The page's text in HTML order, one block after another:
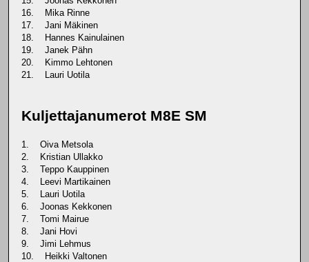
16. Mika Rinne
17. Jani Mäkinen
18. Hannes Kainulainen
19. Janek Pähn
20. Kimmo Lehtonen
21. Lauri Uotila
Kuljettajanumerot M8E SM
1. Oiva Metsola
2. Kristian Ullakko
3. Teppo Kauppinen
4. Leevi Martikainen
5. Lauri Uotila
6. Joonas Kekkonen
7. Tomi Mairue
8. Jani Hovi
9. Jimi Lehmus
10. Heikki Valtonen